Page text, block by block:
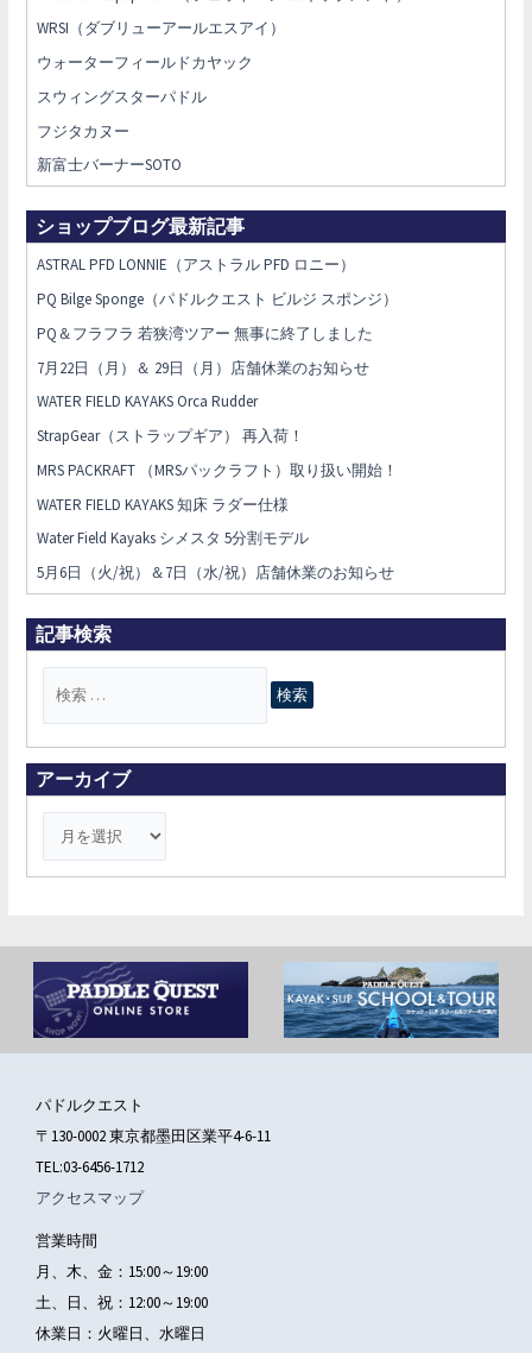
WRSI（ダブリューアールエスアイ）
ウォーターフィールドカヤック
スウィングスターパドル
フジタカヌー
新富士バーナーSOTO
ショップブログ最新記事
ASTRAL PFD LONNIE（アストラル PFD ロニー）
PQ Bilge Sponge（パドルクエスト ビルジ スポンジ）
PQ＆フラフラ 若狭湾ツアー 無事に終了しました
7月22日（月）＆ 29日（月）店舗休業のお知らせ
WATER FIELD KAYAKS Orca Rudder
StrapGear（ストラップギア） 再入荷！
MRS PACKRAFT （MRSパックラフト）取り扱い開始！
WATER FIELD KAYAKS 知床 ラダー仕様
Water Field Kayaks シメスタ 5分割モデル
5月6日（火/祝）＆7日（水/祝）店舗休業のお知らせ
記事検索
対
象
アーカイブ
パドルクエスト
〒130-0002 東京都墨田区業平4-6-11
TEL:03-6456-1712
アクセスマップ
営業時間
月、木、金：15:00～19:00
土、日、祝：12:00～19:00
休業日：火曜日、水曜日